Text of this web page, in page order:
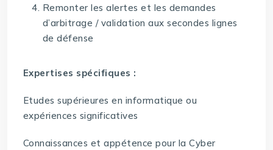
Remonter les alertes et les demandes
d’arbitrage / validation aux secondes lignes
de défense
Expertises spécifiques :
Etudes supérieures en informatique ou
expériences significatives
Connaissances et appétence pour la Cyber